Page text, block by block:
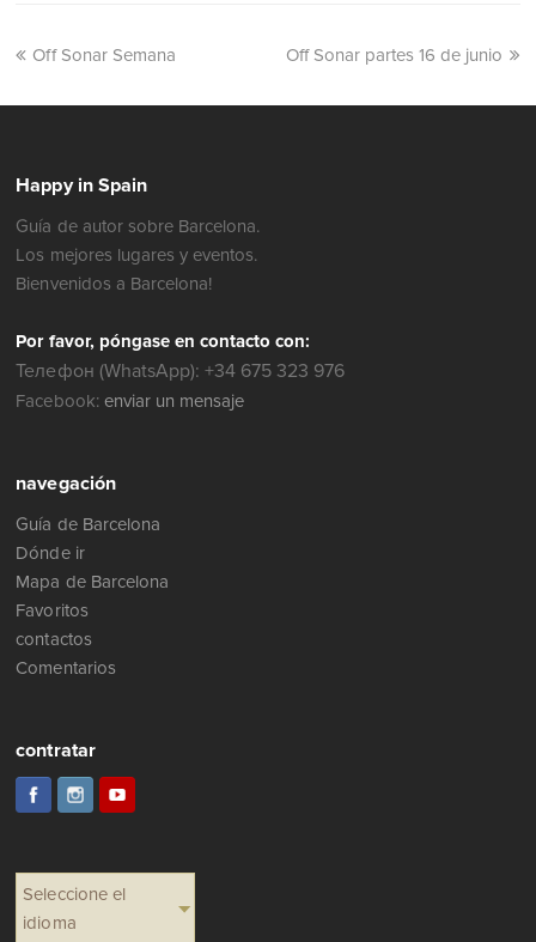
Off Sonar Semana Off Sonar partes 16 de junio
Happy in Spain
Guía de autor sobre Barcelona.
Los mejores lugares y eventos.
Bienvenidos a Barcelona!
Por favor, póngase en contacto con:
Телефон (WhatsApp): +34 675 323 976
Facebook: enviar un mensaje
navegación
Guía de Barcelona
Dónde ir
Mapa de Barcelona
Favoritos
contactos
Comentarios
contratar
Seleccione el
idioma